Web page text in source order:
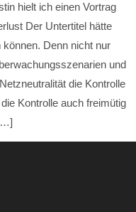
hielt ich einen Vortrag
Der Untertitel hätte
Denn nicht nur
und
die Kontrolle
Kontrolle auch freimütig